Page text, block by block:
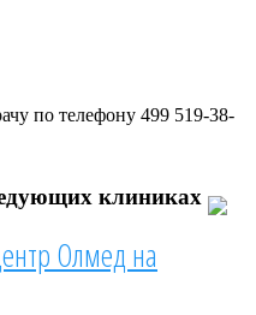
по телефону 499 519-38-
клиниках
Олмед на